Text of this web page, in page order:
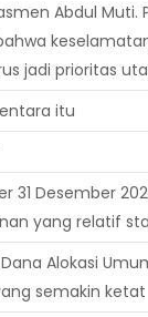
Abdul Muti.
jadi prioritas
itu
31 Desember
yang relatif
Alokasi
semakin ketat